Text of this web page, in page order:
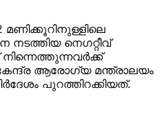
നെഗറ്റീവ്
കേന്ദ്ര ആരോഗ്യ മന്ത്രാലയം
പുറത്തിറക്കിയത്.